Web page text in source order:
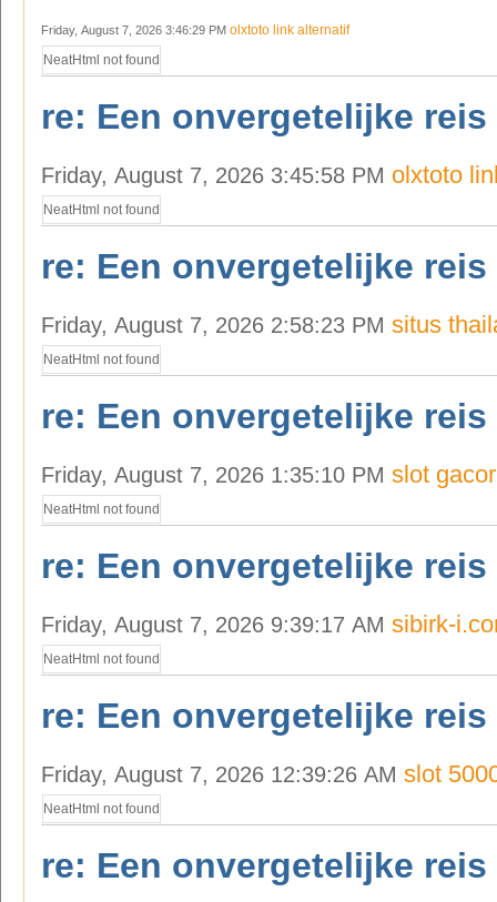
Friday, August 7, 2026 3:46:29 PM olxtoto link alternatif
NeatHtml not found
re: Een onvergetelijke reis
Friday, August 7, 2026 3:45:58 PM olxtoto
NeatHtml not found
re: Een onvergetelijke reis
Friday, August 7, 2026 2:58:23 PM situs
NeatHtml not found
re: Een onvergetelijke reis
Friday, August 7, 2026 1:35:10 PM slot gacor
NeatHtml not found
re: Een onvergetelijke reis
Friday, August 7, 2026 9:39:17 AM sibirk-
NeatHtml not found
re: Een onvergetelijke reis
Friday, August 7, 2026 12:39:26 AM slot
NeatHtml not found
re: Een onvergetelijke reis